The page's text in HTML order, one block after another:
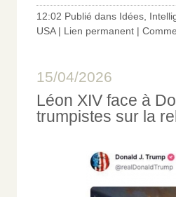
12:02 Publié dans Idées
USA| Lien permanent |
15/04/2026
Léon XIV face à
trumpistes sur la